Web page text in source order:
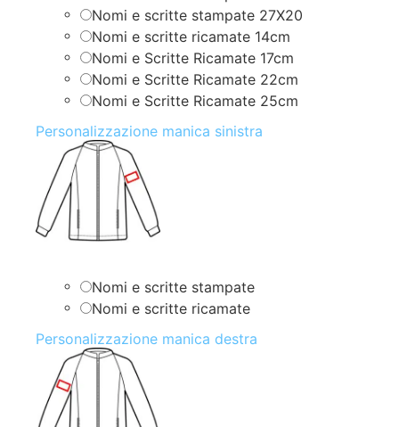
Nomi e scritte stampate 27X20
Nomi e scritte ricamate 14cm
Nomi e Scritte Ricamate 17cm
Nomi e Scritte Ricamate 22cm
Nomi e Scritte Ricamate 25cm
Personalizzazione manica sinistra
Nomi e scritte stampate
Nomi e scritte ricamate
Personalizzazione manica destra